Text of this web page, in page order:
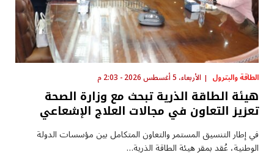
الطاقة والبترول الأربعاء، 5 أغسطس 2026 - 2:03 م
هيئة الطاقة الذرية تبحث مع وزارة الصحة
تعزيز التعاون في مجالات العلاج الإشعاعي
في إطار التنسيق المستمر والتعاون المتكامل بين مؤسسات الدولة
الوطنية، عُقد بمقر هيئة الطاقة الذرية…